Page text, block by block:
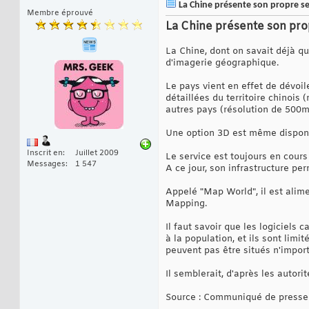
Membre éprouvé
Inscrit en
Juillet 2009
Messages
1 547
La Chine présente son propre
La Chine présente son
La Chine, dont on savait déjà
d'imagerie géographique.
Le pays vient en effet de
détaillées du territoire chinois
autres pays (résolution de
Une option 3D est même
Le service est toujours en
A ce jour, son infrastructure
Appelé "Map World", il est
Mapping.
Il faut savoir que les logiciels
à la population, et ils sont
peuvent pas être situés
Il semblerait, d'après les
Source : Communiqué de presse